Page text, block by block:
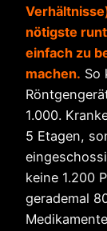
nötigste
einfach zu
machen. So
1.000.
5 Etagen,
keine 1.200
gerademal